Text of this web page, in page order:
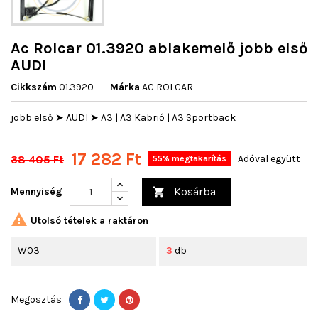
Ac Rolcar 01.3920 ablakemelő jobb első
AUDI
Cikkszám 01.3920 Márka AC ROLCAR
jobb első ➤ AUDI ➤ A3 | A3 Kabrió | A3 Sportback
38 405 Ft 17 282 Ft 55% megtakarítás Adóval együtt
Mennyiség  Kosárba
 Utolsó tételek a raktáron
W03 3 db
Megosztás